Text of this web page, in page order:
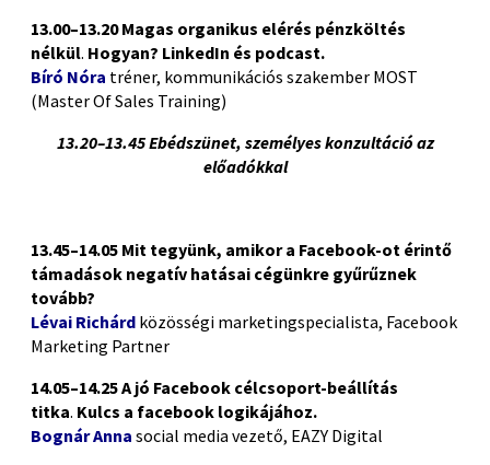
13.00–13.20Magas organikus elérés pénzköltés
nélkül. Hogyan? LinkedIn és podcast.
Bíró Nóra tréner, kommunikációs szakember MOST
(Master Of Sales Training)
13.20–13.45 Ebédszünet, személyes konzultáció az
előadókkal
13.45–14.05 Mit tegyünk, amikor a Facebook-ot érintő
támadások negatív hatásai cégünkre gyűrűznek
tovább?
Lévai Richárd közösségi marketingspecialista, Facebook
Marketing Partner
14.05–14.25A jó Facebook célcsoport-beállítás
titka. Kulcs a facebook logikájához.
Bognár Anna social media vezető, EAZY Digital